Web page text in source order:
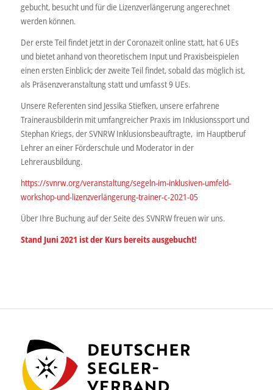
gebucht, besucht und für die Lizenzverlängerung angerechnet
werden können.
Der erste Teil findet jetzt in der Coronazeit online statt, hat 6 UEs
und bietet anhand von theoretischem Input und Praxisbeispielen
einen ersten Einblick; der zweite Teil findet, sobald das möglich ist,
als Präsenzveranstaltung statt und umfasst 9 UEs.
Unsere Referenten sind Jessika Stiefken, unsere erfahrene
Trainerausbilderin mit umfangreicher Praxis im Inklusionssport und
Stephan Kriegs, der SVNRW Inklusionsbeauftragte, im Hauptberuf
Lehrer an einer Förderschule und Moderator in der
Lehrerausbildung.
https://svnrw.org/veranstaltung/segeln-im-inklusiven-umfeld-
workshop-und-lizenzverlängerung-trainer-c-2021-05
Über Ihre Buchung auf der Seite des SVNRW freuen wir uns.
Stand Juni 2021 ist der Kurs bereits ausgebucht!